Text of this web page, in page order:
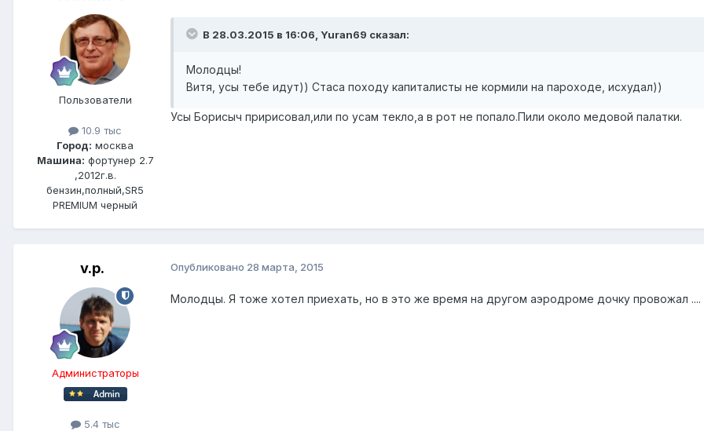
Пользователи
10.9 тыс
Город: москва
Машина: фортунер 2.7
,2012г.в.
бензин,полный,SR5
PREMIUM черный
В 28.03.2015 в 16:06, Yuran69 сказал:
Молодцы!
Витя, усы тебе идут)) Стаса походу капиталисты не кормили на пароходе, исхудал))
Усы Борисыч пририсовал,или по усам текло,а в рот не попало.Пили около медовой палатки.
v.p.
Администраторы
5.4 тыс
Опубликовано 28 марта, 2015
Молодцы. Я тоже хотел приехать, но в это же время на другом аэродроме дочку провожал ....